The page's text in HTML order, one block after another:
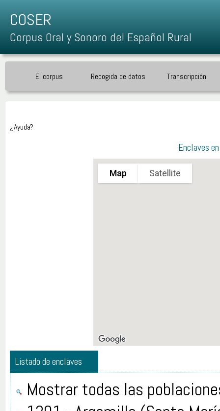
COSER
Corpus Oral y Sonoro del Español Rural
El corpus Recogida de datos Transcripción
¿Ayuda?
Enclaves
Map Satellite
Listado de enclaves
Mostrar todas las